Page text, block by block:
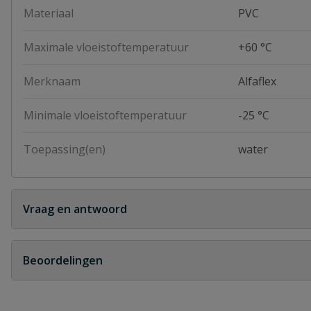
Materiaal PVC
Maximale vloeistoftemperatuur +60 °C
Merknaam Alfaflex
Minimale vloeistoftemperatuur -25 °C
Toepassing(en) water
Vraag en antwoord
Geen vragen
Beoordelingen